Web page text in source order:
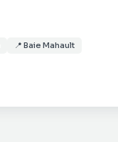
📍 Baie Mahault